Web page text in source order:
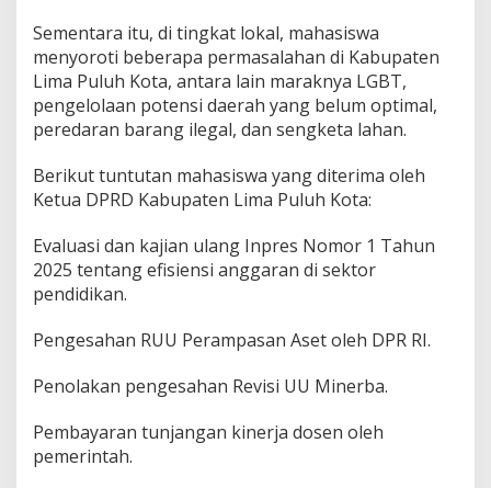
Sementara itu, di tingkat lokal, mahasiswa
menyoroti beberapa permasalahan di Kabupaten
Lima Puluh Kota, antara lain maraknya LGBT,
pengelolaan potensi daerah yang belum optimal,
peredaran barang ilegal, dan sengketa lahan.
Berikut tuntutan mahasiswa yang diterima oleh
Ketua DPRD Kabupaten Lima Puluh Kota:
Evaluasi dan kajian ulang Inpres Nomor 1 Tahun
2025 tentang efisiensi anggaran di sektor
pendidikan.
Pengesahan RUU Perampasan Aset oleh DPR RI.
Penolakan pengesahan Revisi UU Minerba.
Pembayaran tunjangan kinerja dosen oleh
pemerintah.